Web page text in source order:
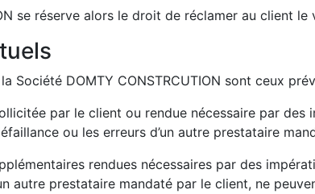
se réserve alors le droit de réclamer au client le
Société DOMTY CONSTRCUTION sont ceux
par le client ou rendue nécessaire par
ou les erreurs d’un autre prestataire
rendues nécessaires par des
autre prestataire mandaté par le client, ne